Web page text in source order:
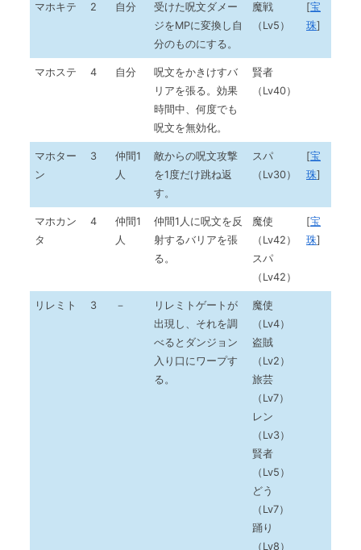
マホキテ 2 自分
受けた呪文ダメー
ジをMPに変換し自
分のものにする。
魔戦
（Lv5）
[宝
珠]
マホステ 4 自分
呪文をかきけすバ
リアを張る。効果
時間中、何度でも
呪文を無効化。
賢者
（Lv40）
マホター
ン
3
仲間1
人
敵からの呪文攻撃
を1度だけ跳ね返
す。
スパ
（Lv30）
[宝
珠]
マホカン
タ
4
仲間1
人
仲間1人に呪文を反
射するバリアを張
る。
魔使
（Lv42）
スパ
（Lv42）
[宝
珠]
リレミト 3 －
リレミトゲートが
出現し、それを調
べるとダンジョン
入り口にワープす
る。
魔使
（Lv4）
盗賊
（Lv2）
旅芸
（Lv7）
レン
（Lv3）
賢者
（Lv5）
どう
（Lv7）
踊り
（Lv8）